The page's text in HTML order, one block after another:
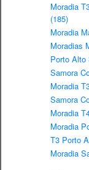
Moradia
(185)
Moradia
Moradias
Porto Alto
Samora
Moradia
Samora
Moradia
Moradia
T3 Porto
Moradia